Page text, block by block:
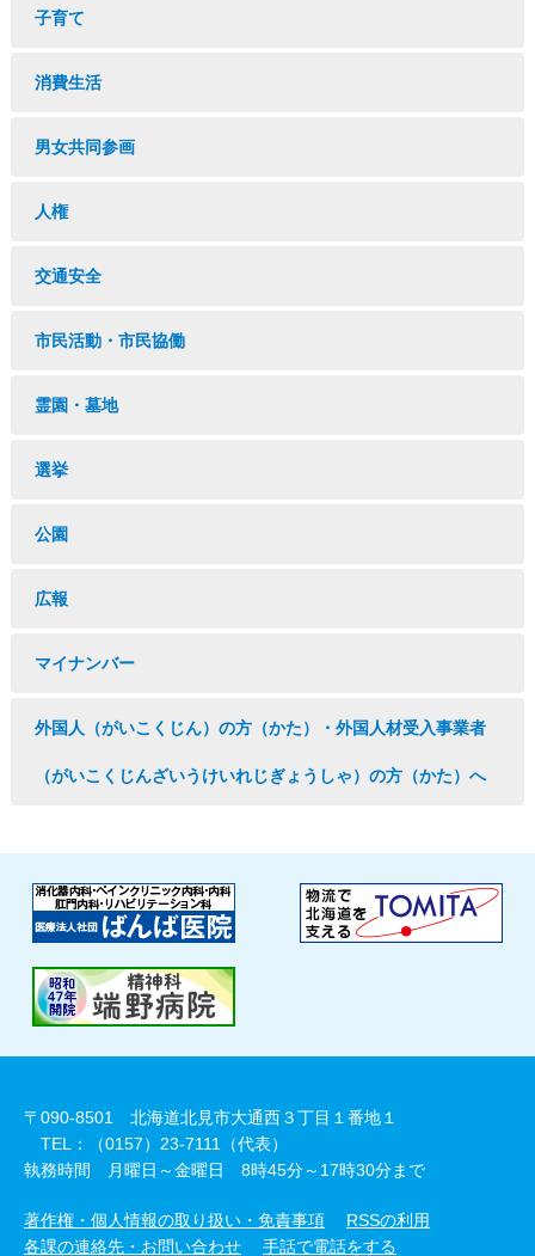
子育て
消費生活
男女共同参画
人権
交通安全
市民活動・市民協働
霊園・墓地
選挙
公園
広報
マイナンバー
外国人（がいこくじん）の方（かた）・外国人材受入事業者
（がいこくじんざいうけいれじぎょうしゃ）の方（かた）へ
〒090-8501 北海道北見市大通西３丁目１番地１
TEL：（0157）23-7111（代表）
執務時間 月曜日～金曜日 8時45分～17時30分まで
著作権・個人情報の取り扱い・免責事項
RSSの利用
各課の連絡先・お問い合わせ
手話で電話をする